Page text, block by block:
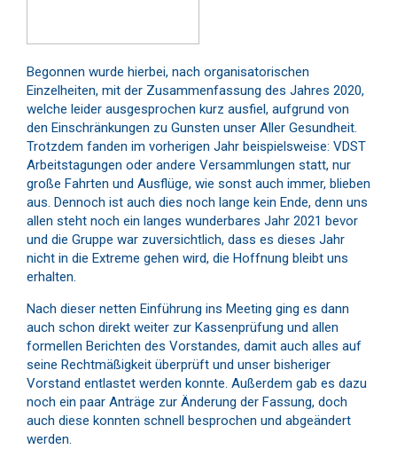
Begonnen wurde hierbei, nach organisatorischen
Einzelheiten, mit der Zusammenfassung des Jahres 2020,
welche leider ausgesprochen kurz ausfiel, aufgrund von
den Einschränkungen zu Gunsten unser Aller Gesundheit.
Trotzdem fanden im vorherigen Jahr beispielsweise: VDST
Arbeitstagungen oder andere Versammlungen statt, nur
große Fahrten und Ausflüge, wie sonst auch immer, blieben
aus. Dennoch ist auch dies noch lange kein Ende, denn uns
allen steht noch ein langes wunderbares Jahr 2021 bevor
und die Gruppe war zuversichtlich, dass es dieses Jahr
nicht in die Extreme gehen wird, die Hoffnung bleibt uns
erhalten.
Nach dieser netten Einführung ins Meeting ging es dann
auch schon direkt weiter zur Kassenprüfung und allen
formellen Berichten des Vorstandes, damit auch alles auf
seine Rechtmäßigkeit überprüft und unser bisheriger
Vorstand entlastet werden konnte. Außerdem gab es dazu
noch ein paar Anträge zur Änderung der Fassung, doch
auch diese konnten schnell besprochen und abgeändert
werden.